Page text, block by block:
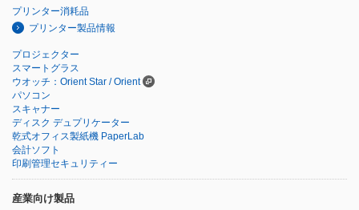
プリンター消耗品
プリンター製品情報
プロジェクター
スマートグラス
ウオッチ：Orient Star / Orient
パソコン
スキャナー
ディスク デュプリケーター
乾式オフィス製紙機 PaperLab
会計ソフト
印刷管理セキュリティー
産業向け製品